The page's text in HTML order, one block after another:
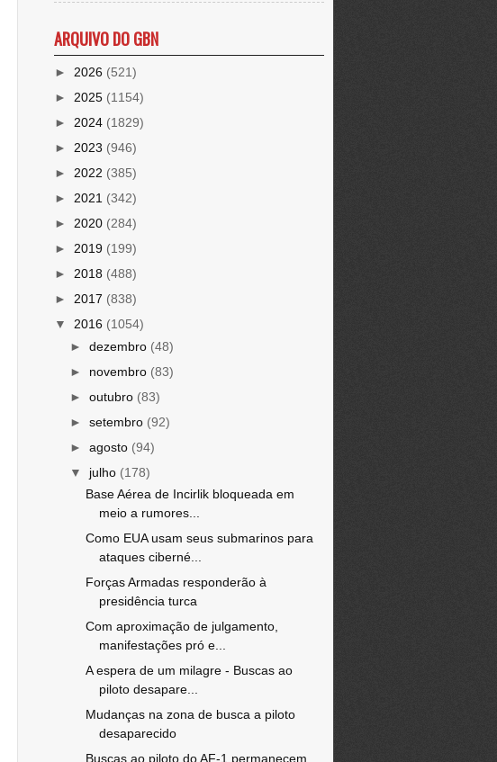
ARQUIVO DO GBN
► 2026 (521)
► 2025 (1154)
► 2024 (1829)
► 2023 (946)
► 2022 (385)
► 2021 (342)
► 2020 (284)
► 2019 (199)
► 2018 (488)
► 2017 (838)
▼ 2016 (1054)
► dezembro (48)
► novembro (83)
► outubro (83)
► setembro (92)
► agosto (94)
▼ julho (178)
Base Aérea de Incirlik bloqueada em
meio a rumores...
Como EUA usam seus submarinos para
ataques ciberné...
Forças Armadas responderão à
presidência turca
Com aproximação de julgamento,
manifestações pró e...
A espera de um milagre - Buscas ao
piloto desapare...
Mudanças na zona de busca a piloto
desaparecido
Buscas ao piloto do AF-1 permanecem